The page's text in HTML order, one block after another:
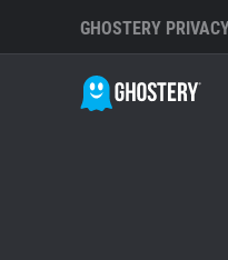
GHOSTERY